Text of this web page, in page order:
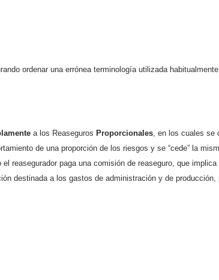
ordenar una errónea terminología utilizada
a los Reaseguros Proporcionales, en los cuales se
de una proporción de los riesgos y se “cede” la
reasegurador paga una comisión de reaseguro, que
destinada a los gastos de administración y de producción,